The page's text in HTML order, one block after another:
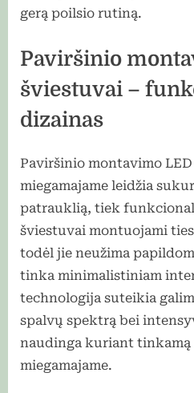
gerą poilsio rutiną.
Paviršinio
šviestuvai –
dizainas
Paviršinio montavimo
miegamajame leidžia
patrauklią, tiek
šviestuvai montuojami
todėl jie neužima
tinka minimalistiniam
technologija suteikia
spalvų spektrą bei
naudinga kuriant tinkamą
miegamajame.